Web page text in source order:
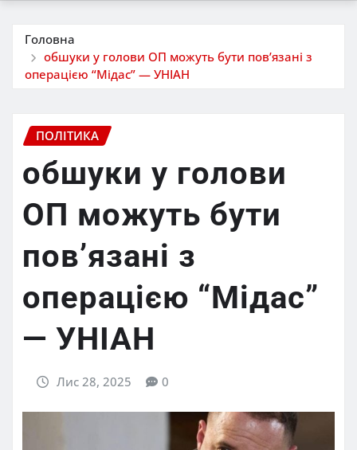
Головна
обшуки у голови ОП можуть бути повʼязані з
операцією “Мідас” — УНІАН
ПОЛІТИКА
обшуки у голови
ОП можуть бути
повʼязані з
операцією “Мідас”
— УНІАН
Лис 28, 2025 0